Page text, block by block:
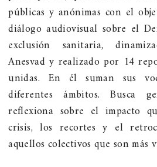
públicas y anónimas con el
diálogo audiovisual sobre el
exclusión sanitaria,
Anesvad y realizado por 14
unidas. En él suman sus
diferentes ámbitos. Busca
reflexiona sobre el impacto
crisis, los recortes y el
aquellos colectivos que son más